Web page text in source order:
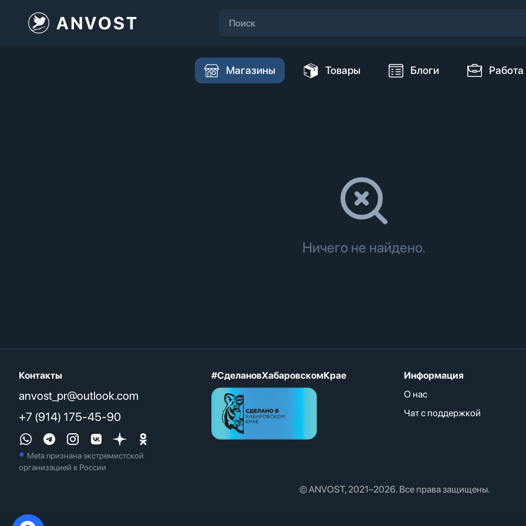
ANVOST
Магазины Товары Блоги Работа
Ничего не найдено.
Контакты
anvost_pr@outlook.com
+7 (914) 175-45-90
* Meta признана экстремистcкой
организацией в России
#СделановХабаровскомКрае
Информация
О нас
Чат с поддержкой
© ANVOST, 2021–2026. Все права защищены.